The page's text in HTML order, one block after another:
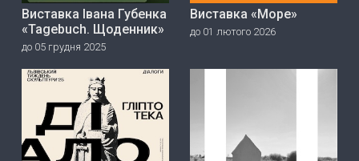
Виставка Івана Губенка
«Tagebuch. Щоденник»
до 05 грудня 2025
Виставка «Море»
до 01 лютого 2026